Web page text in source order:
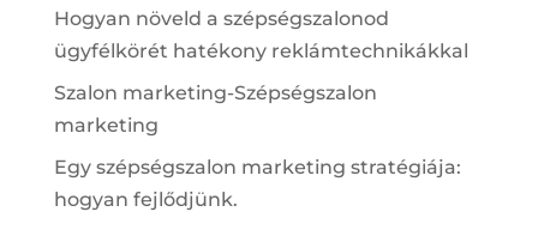
Hogyan növeld a szépségszalonod
ügyfélkörét hatékony reklámtechnikákkal
Szalon marketing-Szépségszalon
marketing
Egy szépségszalon marketing stratégiája:
hogyan fejlődjünk.